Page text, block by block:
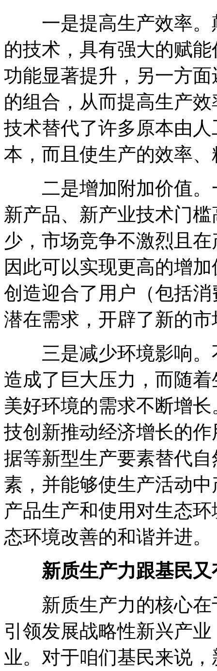
一是提高生产效率。
的技术，具有强大的赋
功能显著提升，另一方
的组合，从而提高生产
技术替代了许多原本由
本，而且使生产的效率
二是增加附加价值。
新产品、新产业技术门
少，市场竞争不激烈且
因此可以实现更高的增
创造迎合了用户（包括
潜在需求，开辟了新的
三是减少环境影响。
造成了巨大压力，而随
美好环境的需求不断增
技创新推动经济增长的
据等新型生产要素替代
素，并能够使生产活动
产品生产和使用对生态
态环境改善的和谐并进。
新质生产力跟基民
新质生产力的核心在
引领发展战略性新兴产
业。对于咱们基民来说